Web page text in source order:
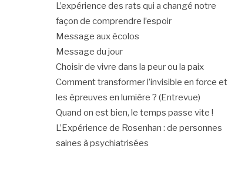
L’expérience des rats qui a changé notre
façon de comprendre l’espoir
Message aux écolos
Message du jour
Choisir de vivre dans la peur ou la paix
Comment transformer l’invisible en force et
les épreuves en lumière ? (Entrevue)
Quand on est bien, le temps passe vite !
L’Expérience de Rosenhan : de personnes
saines à psychiatrisées